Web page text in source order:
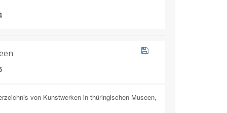
von Kunstwerken in thüringischen Museen,